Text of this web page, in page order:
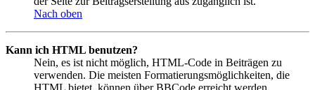
Nach oben
Kann ich HTML benutzen?
Nein, es ist nicht möglich, HTML-Code in Beiträgen zu
verwenden. Die meisten Formatierungsmöglichkeiten, die
HTML bietet, können über BBCode erreicht werden.